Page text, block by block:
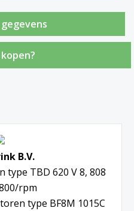
B.V.
TBD 620 V 8, 808
rpm
type BF8M 1015C